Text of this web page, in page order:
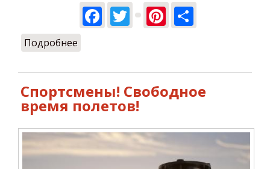
Facebook
TwitterPinterest
Подробнее
Спортсмены! Свободное
время полетов!